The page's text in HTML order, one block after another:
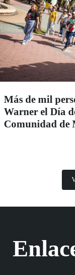
Más de mil
Warner el Día
Comunidad de